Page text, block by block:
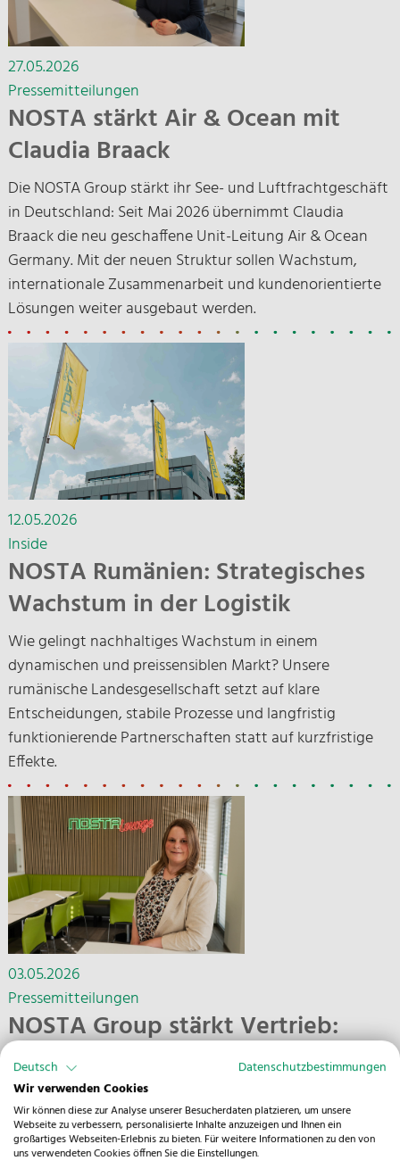
27.05.2026
Pressemitteilungen
NOSTA stärkt Air & Ocean mit
Claudia Braack
Die NOSTA Group stärkt ihr See- und Luftfrachtgeschäft
in Deutschland: Seit Mai 2026 übernimmt Claudia
Braack die neu geschaffene Unit-Leitung Air & Ocean
Germany. Mit der neuen Struktur sollen Wachstum,
internationale Zusammenarbeit und kundenorientierte
Lösungen weiter ausgebaut werden.
12.05.2026
Inside
NOSTA Rumänien: Strategisches
Wachstum in der Logistik
Wie gelingt nachhaltiges Wachstum in einem
dynamischen und preissensiblen Markt? Unsere
rumänische Landesgesellschaft setzt auf klare
Entscheidungen, stabile Prozesse und langfristig
funktionierende Partnerschaften statt auf kurzfristige
Effekte.
03.05.2026
Pressemitteilungen
NOSTA Group stärkt Vertrieb:
Janina Reichert wird Head of Sales
Germany
Janina Reichert wird Head of Sales Germany bei der
NOSTA Group und übernimmt ab 1. Mai 2026 die
Deutsch
Datenschutzbestimmungen
Wir verwenden Cookies
Wir können diese zur Analyse unserer Besucherdaten platzieren, um unsere
Webseite zu verbessern, personalisierte Inhalte anzuzeigen und Ihnen ein
großartiges Webseiten-Erlebnis zu bieten. Für weitere Informationen zu den von
uns verwendeten Cookies öffnen Sie die Einstellungen.